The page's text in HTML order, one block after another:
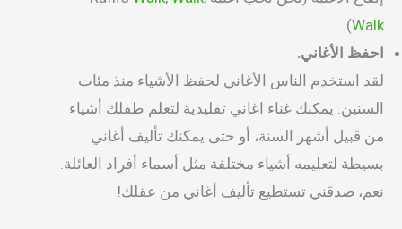
Walk
).
احفظ الأغاني.
لقد استخدم الناس الأغاني لحفظ الأشياء منذ مئات
السنين. يمكنك غناء اغاني تقليدية لتعلم طفلك أشياء
من قبيل أشهر السنة، أو حتى يمكنك تأليف أغاني
بسيطة لتعليمه أشياء مختلفة مثل أسماء أفراد العائلة.
نعم، صدقني تستطيع تأليف أغاني من عقلك!